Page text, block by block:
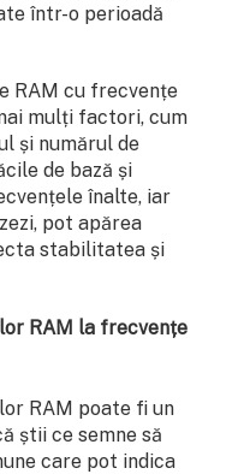
într-o perioadă
RAM cu frecvențe
mulți factori, cum
și numărul de
de bază și
înalte, iar
pot apărea
stabilitatea și
RAM la frecvențe
RAM poate fi un
știi ce semne să
care pot indica